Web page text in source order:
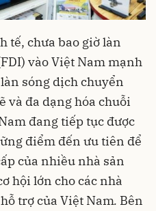
tế, chưa bao giờ làn
vào Việt Nam mạnh
sóng dịch chuyển
và đa dạng hóa chuỗi
đang tiếp tục được
điểm đến ưu tiên để
của nhiều nhà sản
hội lớn cho các nhà
trợ của Việt Nam. Bên